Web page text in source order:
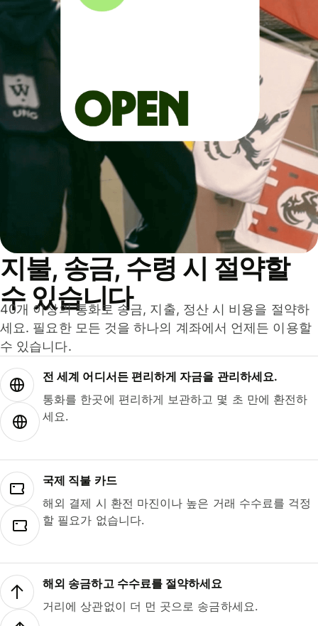
지불, 송금, 수령 시 절약할
수 있습니다
40개 이상의 통화로 송금, 지출, 정산 시 비용을 절약하
세요. 필요한 모든 것을 하나의 계좌에서 언제든 이용할
수 있습니다.
전 세계 어디서든 편리하게 자금을 관리하세요.
통화를 한곳에 편리하게 보관하고 몇 초 만에 환전하
세요.
국제 직불 카드
해외 결제 시 환전 마진이나 높은 거래 수수료를 걱정
할 필요가 없습니다.
해외 송금하고 수수료를 절약하세요
거리에 상관없이 더 먼 곳으로 송금하세요.